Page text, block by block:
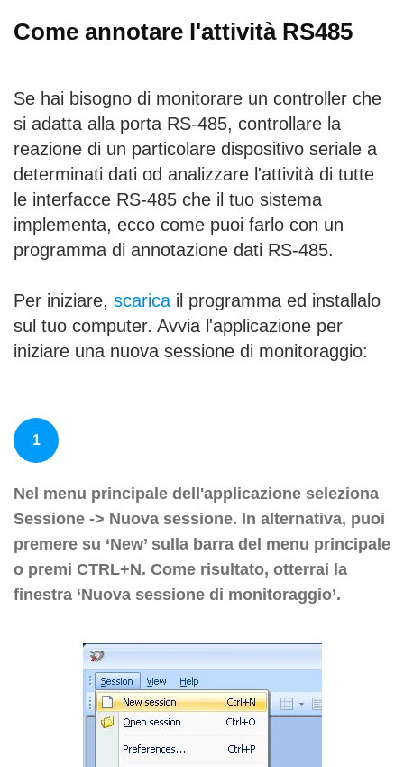
Come annotare l'attività RS485
Se hai bisogno di monitorare un controller che
si adatta alla porta RS-485, controllare la
reazione di un particolare dispositivo seriale a
determinati dati od analizzare l'attività di tutte
le interfacce RS-485 che il tuo sistema
implementa, ecco come puoi farlo con un
programma di annotazione dati RS-485.
Per iniziare, scarica il programma ed installalo
sul tuo computer. Avvia l'applicazione per
iniziare una nuova sessione di monitoraggio:
1
Nel menu principale dell'applicazione seleziona
Sessione -> Nuova sessione. In alternativa, puoi
premere su ‘New’ sulla barra del menu principale
o premi CTRL+N. Come risultato, otterrai la
finestra ‘Nuova sessione di monitoraggio’.